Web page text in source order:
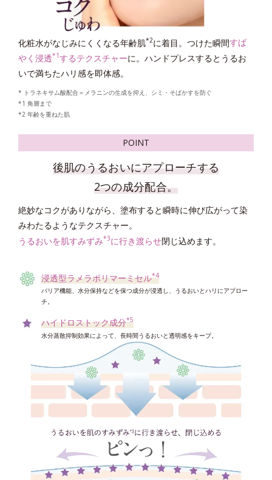
*2 古い角質による
*3 洗浄による物理的効果
*4 グリチルリチン酸2K
POINT
2つを両立する
蓄積した古い角質をおだやかに取り去る
と、洗顔後に肌に残る「シルキースムース成分 *6 」を配合。
高密着泡成分*5
吸着力をアップさせ蓄積した角層を絡めとりやすくする
シルキースムース成分*6
後肌をしっとりなめらかに整えてローションの肌なじみ感をアップ
レイヤーリムーバー
蓄積した角層を剥がれやすい状態に整える
化粧水がなじみにくくなる年齢肌*2に着目。つけた瞬間すば
やく浸透*1するテクスチャーに。ハンドプレスするとうるお
いで満ちたハリ感を即体感。
* トラネキサム酸配合＝メラニンの生成を抑え、シミ・そばかすを防ぐ
*1 角層まで
*2 年齢を重ねた肌
POINT
後肌のうるおいにアプローチする
2つの成分配合。
絶妙なコクがありながら、塗布すると瞬時に伸び広がって染
みわたるようなテクスチャー。
うるおいを肌すみずみ*3に行き渡らせ閉じ込めます。
浸透型ラメラポリマーミセル*4
バリア機能、水分保持などを保つ成分が浸透し、うるおいとハリにアプロー
チ。
ハイドロストック成分*5
水分蒸散抑制効果によって、長時間うるおいと透明感をキープ。